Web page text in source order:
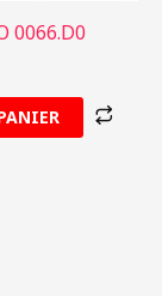
0066.D0